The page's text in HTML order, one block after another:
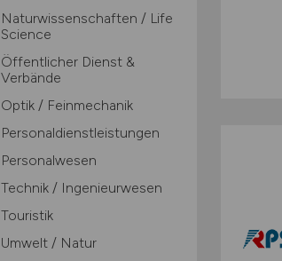
Naturwissenschaften / Life
Science
Öffentlicher Dienst &
Verbände
Optik / Feinmechanik
Personaldienstleistungen
Personalwesen
Technik / Ingenieurwesen
Touristik
Umwelt / Natur